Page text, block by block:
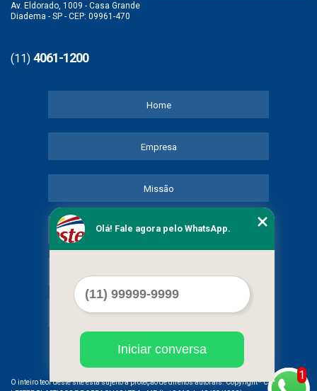
Av. Eldorado, 1009 - Casa Grande
Diadema - SP - CEP: 09961-470
(11) 4061-1200
Home
Empresa
Missão
Serviços
Mapa do site
O inteiro teor deste site está sujeito à proteção de direitos autorais. Copyright COMERCIAL
1
Olá! Fale agora pelo WhatsApp.
Iniciar conversa